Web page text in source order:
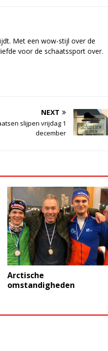
Met een wow-stijl over de
voor de schaatssport over.
NEXT
slijpen vrijdag 1
december
Arctische
omstandigheden